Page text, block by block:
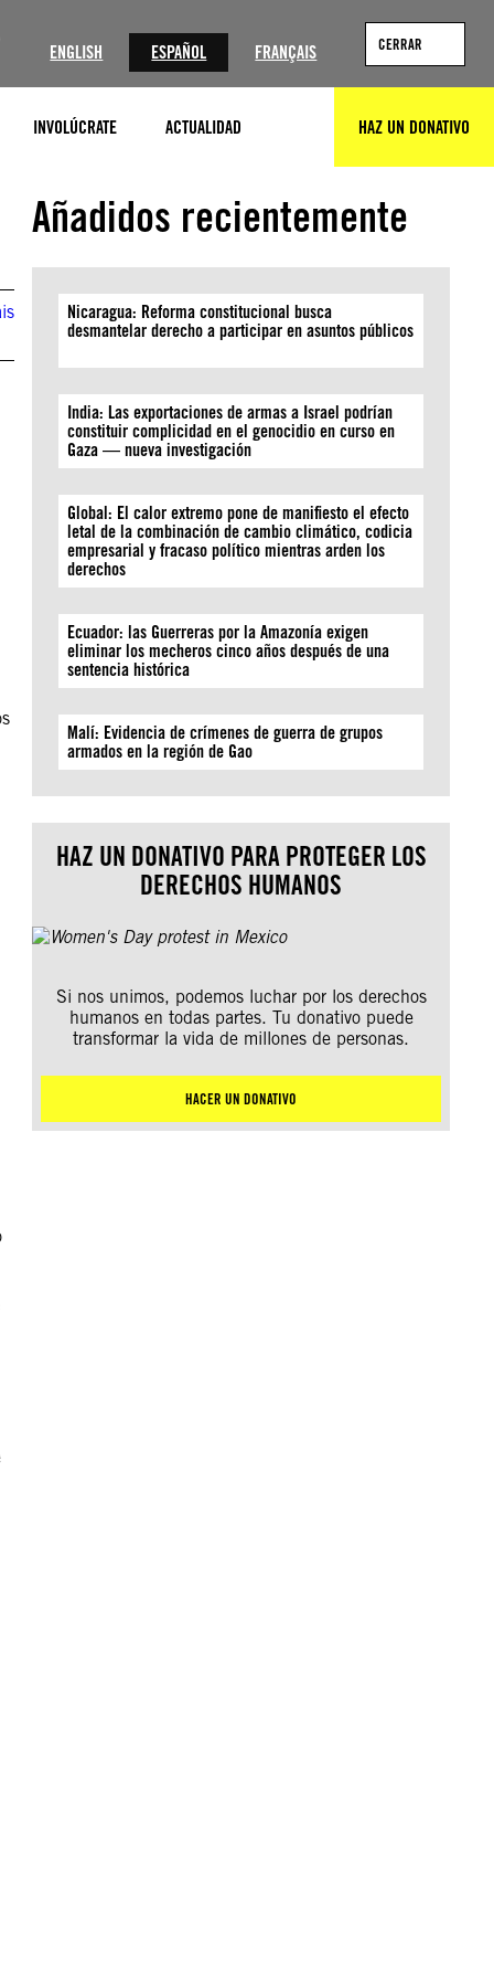
ENGLISH ESPAÑOL FRANÇAIS CERRAR
INVOLÚCRATE ACTUALIDAD HAZ UN DONATIVO
Añadidos recientemente
Nicaragua: Reforma constitucional busca
desmantelar derecho a participar en asuntos públicos
India: Las exportaciones de armas a Israel podrían
constituir complicidad en el genocidio en curso en
Gaza — nueva investigación
Global: El calor extremo pone de manifiesto el efecto
letal de la combinación de cambio climático, codicia
empresarial y fracaso político mientras arden los
derechos
Ecuador: las Guerreras por la Amazonía exigen
eliminar los mecheros cinco años después de una
sentencia histórica
Malí: Evidencia de crímenes de guerra de grupos
armados en la región de Gao
HAZ UN DONATIVO PARA PROTEGER LOS
DERECHOS HUMANOS
Si nos unimos, podemos luchar por los derechos
humanos en todas partes. Tu donativo puede
transformar la vida de millones de personas.
HACER UN DONATIVO